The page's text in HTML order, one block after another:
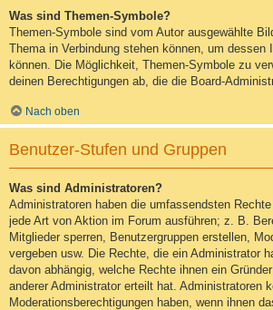
Was sind Themen-Symbole?
Themen-Symbole sind vom Autor ausgewählte
Thema in Verbindung stehen können, um dessen
können. Die Möglichkeit, Themen-Symbole zu
deinen Berechtigungen ab, die die Board-
Nach oben
Benutzer-Stufen und Gruppen
Was sind Administratoren?
Administratoren haben die umfassendsten
jede Art von Aktion im Forum ausführen; z. B.
Mitglieder sperren, Benutzergruppen erstellen,
vergeben usw. Die Rechte, die ein Administrator
davon abhängig, welche Rechte ihnen ein
anderer Administrator erteilt hat. Administratoren
Moderationsberechtigungen haben, wenn ihnen